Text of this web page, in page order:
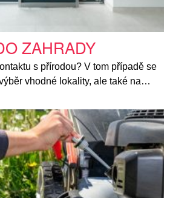
ZAHRADY
s přírodou? V tom případě se
vhodné lokality, ale také na…